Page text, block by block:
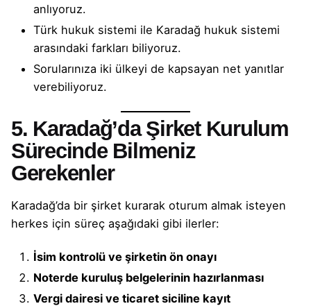
anlıyoruz.
Türk hukuk sistemi ile Karadağ hukuk sistemi
arasındaki farkları biliyoruz.
Sorularınıza iki ülkeyi de kapsayan net yanıtlar
verebiliyoruz.
5. Karadağ’da Şirket Kurulum
Sürecinde Bilmeniz
Gerekenler
Karadağ’da bir şirket kurarak oturum almak isteyen
herkes için süreç aşağıdaki gibi ilerler:
İsim kontrolü ve şirketin ön onayı
Noterde kuruluş belgelerinin hazırlanması
Vergi dairesi ve ticaret siciline kayıt